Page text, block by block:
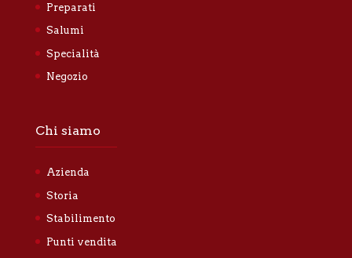
Preparati
Salumi
Specialità
Negozio
Chi siamo
Azienda
Storia
Stabilimento
Punti vendita